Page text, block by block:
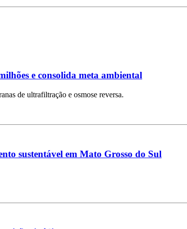
e consolida meta ambiental
de ultrafiltração e osmose reversa.
sustentável em Mato Grosso do Sul